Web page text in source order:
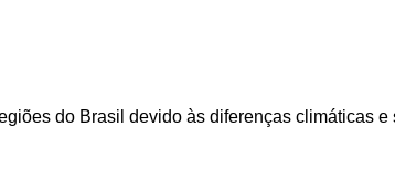
do Brasil devido às diferenças climáticas